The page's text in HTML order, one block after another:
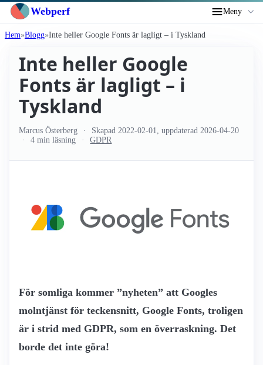
Webperf Meny
Hem Blogg Inte heller Google Fonts är lagligt – i Tyskland
Inte heller Google
Fonts är lagligt – i
Tyskland
Marcus Österberg Skapad 2022-02-01 , uppdaterad 2026-04-20
4 min läsning
GDPR
För somliga kommer ”nyheten” att Googles
molntjänst för teckensnitt, Google Fonts, troligen
är i strid med GDPR, som en överraskning. Det
borde det inte göra!